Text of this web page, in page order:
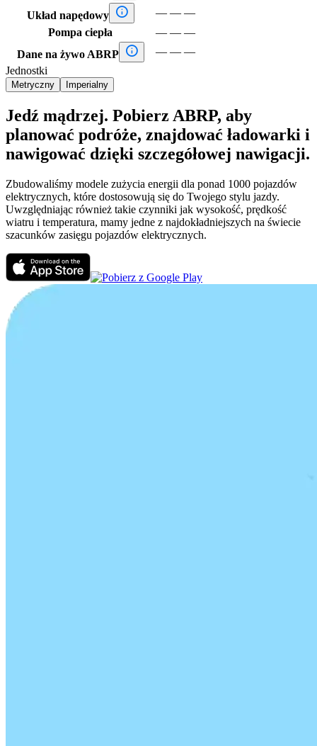
Układ napędowy  — — —
Pompa ciepła
— — —
Dane na żywo ABRP
 — — —
Jednostki
Metryczny Imperialny
Jedź mądrzej. Pobierz ABRP, aby
planować podróże, znajdować ładowarki i
nawigować dzięki szczegółowej nawigacji.
Zbudowaliśmy modele zużycia energii dla ponad 1000 pojazdów
elektrycznych, które dostosowują się do Twojego stylu jazdy.
Uwzględniając również takie czynniki jak wysokość, prędkość
wiatru i temperatura, mamy jedne z najdokładniejszych na świecie
szacunków zasięgu pojazdów elektrycznych.